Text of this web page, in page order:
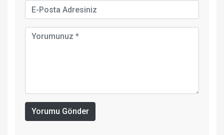
Yorumu Gönder